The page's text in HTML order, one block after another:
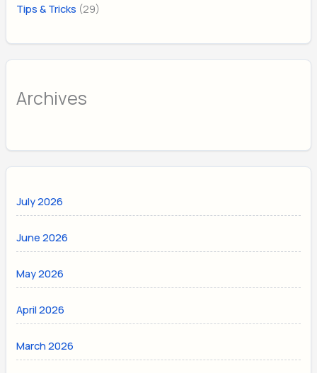
Tips & Tricks (29)
Archives
July 2026
June 2026
May 2026
April 2026
March 2026